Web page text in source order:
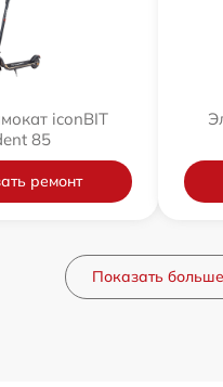
iconBIT
85
ремонт
Показать больше